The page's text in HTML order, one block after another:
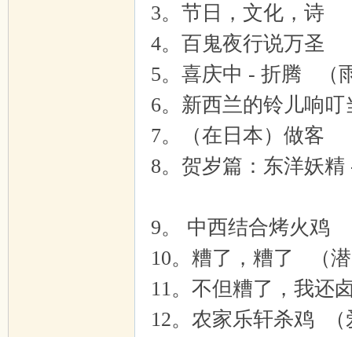
3。节日，文化，诗
4。百鬼夜行说万圣
5。喜庆中 - 折腾 （
6。新西兰的铃儿响
7。（在日本）做客
8。贺岁篇：东洋妖
9。 中西结合烤火鸡
10。糟了，糟了 （
11。不但糟了，我还
12。农家乐轩杀鸡 （